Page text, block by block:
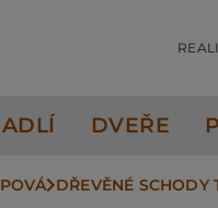
DVEŘE
DŘEVĚNÉ SCHODY